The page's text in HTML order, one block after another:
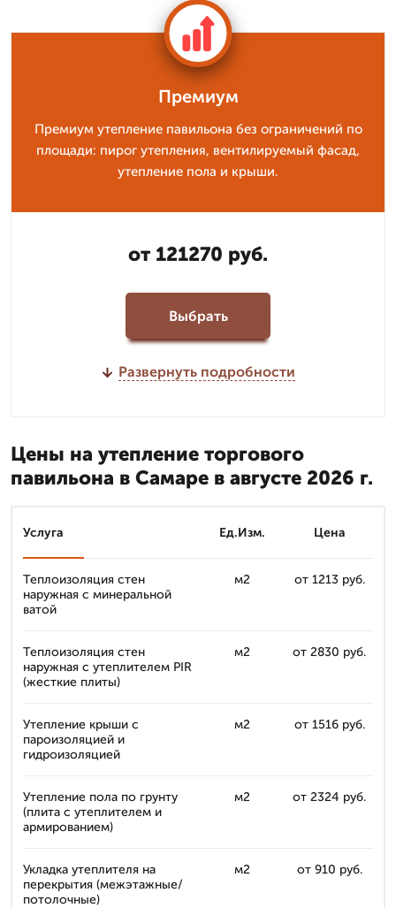
Премиум
Премиум утепление павильона без ограничений по
площади: пирог утепления, вентилируемый фасад,
утепление пола и крыши.
от 121270 руб.
Выбрать
Развернуть подробности
Цены на утепление торгового
павильона в Самаре в августе 2026 г.
Услуга Ед.Изм. Цена
Теплоизоляция стен
наружная с минеральной
ватой
м2 от 1213 руб.
Теплоизоляция стен
наружная с утеплителем PIR
(жесткие плиты)
м2 от 2830 руб.
Утепление крыши с
пароизоляцией и
гидроизоляцией
м2 от 1516 руб.
Утепление пола по грунту
(плита с утеплителем и
армированием)
м2 от 2324 руб.
Укладка утеплителя на
перекрытия (межэтажные/
потолочные)
м2 от 910 руб.